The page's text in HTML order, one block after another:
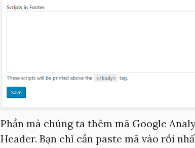
Phần mà chúng ta thêm mã Google
Header. Bạn chỉ cần paste mã vào rồi